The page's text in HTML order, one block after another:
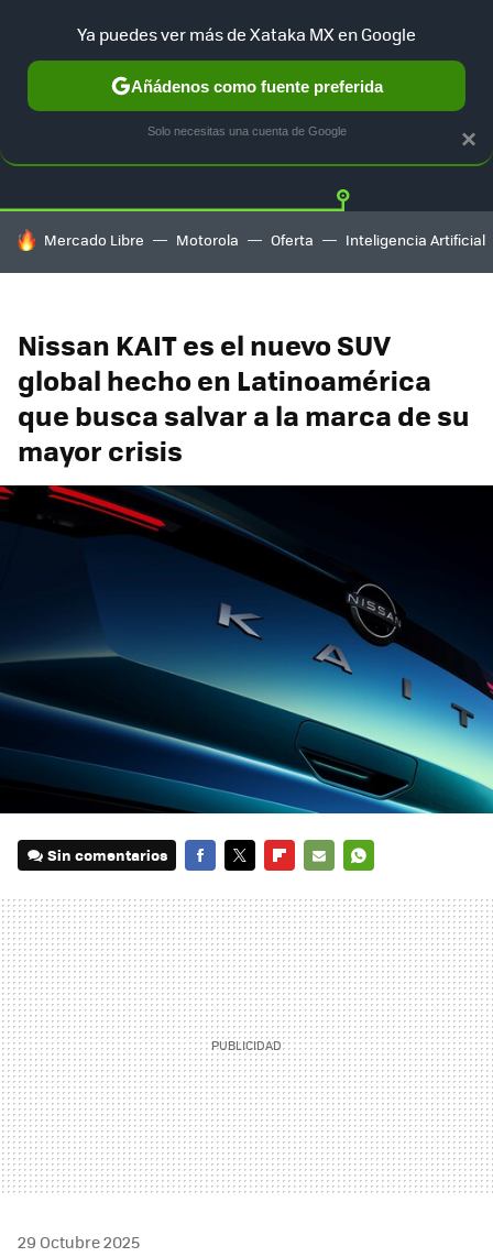
TESLA UBER AUTO ELECTRICO Twitter
HOY SE HABLA DE
Mercado Libre Motorola Oferta Inteligencia Artificial
Nissan KAIT es el nuevo SUV
global hecho en Latinoamérica
que busca salvar a la marca de su
mayor crisis
Sin comentarios
MAIL
29 Octubre 2025
×
Ya puedes ver más de Xataka MX en Google
Añádenos como fuente preferida
Solo necesitas una cuenta de Google